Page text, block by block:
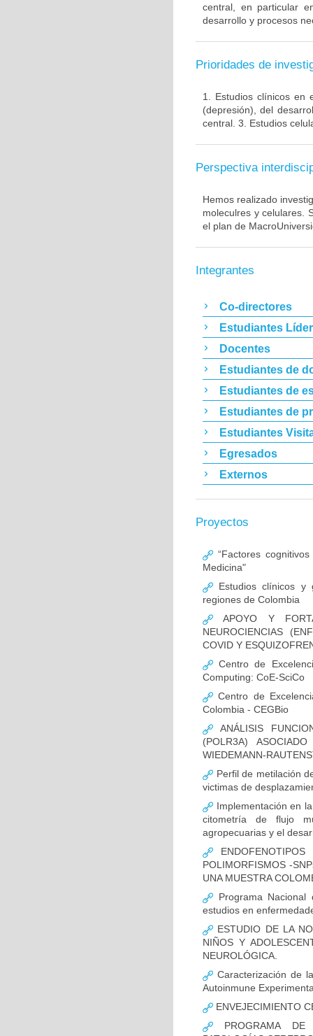
central, en particular
desarrollo y procesos
Prioridades de
1. Estudios clínicos en
(depresión), del
central. 3. Estudios
Perspectiva
Hemos realizado
moleculres y celulares.
el plan de
Integrantes
Co-directores
Estudiantes
Docentes
Estudiantes de
Estudiantes de
Estudiantes de
Estudiantes
Egresados
Externos
Proyectos
“Factores
Medicina"
Estudios clínicos y
regiones de Colombia
APOYO Y
NEUROCIENCIAS
COVID Y
Centro de
Computing: CoE-SciCo
Centro de
Colombia - CEGBio
ANÁLISIS
(POLR3A)
WIEDEMANN-
Perfil de metilación
victimas de
Implementación en
citometría de flujo
agropecuarias y el
POLIMORFISMOS -
UNA MUESTRA
Programa Nacional
estudios en
ESTUDIO DE LA
NIÑOS Y
NEUROLÓGICA.
Caracterización de
Autoinmune
ENVEJECIMIENTO
PROGRAMA DE